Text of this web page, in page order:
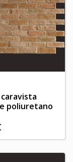
poliuretano